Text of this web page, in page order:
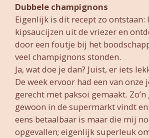
Dubbele champignons
Eigenlijk is dit recept zo ontstaan:
kipsaucijzen uit de vriezer en
door een foutje bij het
veel champignons stonden.
Ja, wat doe je dan? Juist, er iets
De week ervoor had een van onze
gerecht met paksoi gemaakt.
gewoon in de supermarkt vindt
eens betaalbaar is maar die mij
opgevallen; eigenlijk superleuk